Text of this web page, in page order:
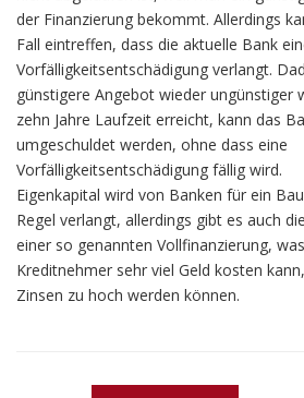
der Finanzierung bekommt. Allerdings
Fall eintreffen, dass die aktuelle Bank
Vorfälligkeitsentschädigung verlangt.
günstigere Angebot wieder ungünstiger
zehn Jahre Laufzeit erreicht, kann das
umgeschuldet werden, ohne dass eine
Vorfälligkeitsentschädigung fällig wird.
Eigenkapital wird von Banken für ein
Regel verlangt, allerdings gibt es auch
einer so genannten Vollfinanzierung,
Kreditnehmer sehr viel Geld kosten
Zinsen zu hoch werden können.